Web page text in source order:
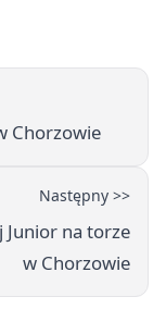
Chorzowie
Następny >>
Junior na torze
w Chorzowie